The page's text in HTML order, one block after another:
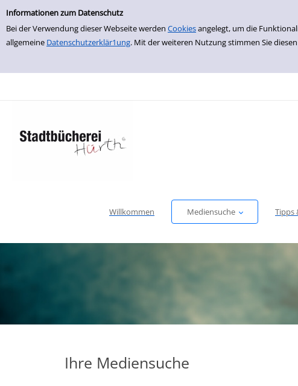
Einfache Suche
Informationen zum Datenschutz
Bei der Verwendung dieser Webseite werden Cookiesangelegt, um die
allgemeine Datenschutzerklär1ung. Mit der weiteren Nutzung stimmen Sie
zur Navigation springen
zum Inhalt springen
Zur Detailanzeige springen
Willkommen Mediensuche Tipps
Ihre Mediensuche